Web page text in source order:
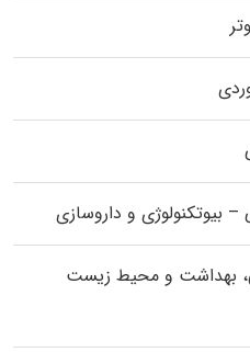
بیوتکنولوژی و داروسازی
بهداشت و محیط زیست